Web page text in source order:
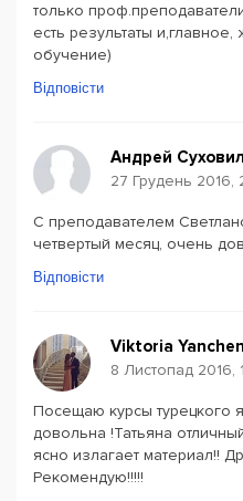
только
есть результаты
обучение)
Відповісти
Андрей
27 Грудень 2016,
С преподавателем
четвертый месяц, очень
Відповісти
Viktoria
8 Листопад 2016,
Посещаю курсы турецкого
довольна !Татьяна
ясно излагает материал!!
Рекомендую!!!!!